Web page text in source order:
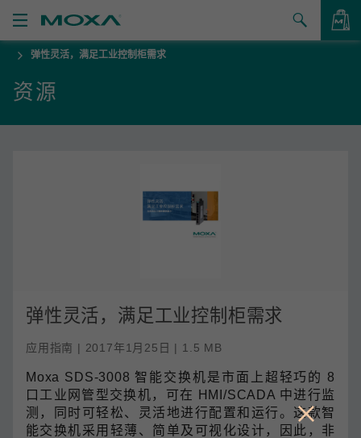
品
决方案
Moxa
弹性灵活，满足工业控制柜需求
资源
弹性灵活，满足工业控制柜需求
应用指南 | 2017年1月25日 | 1.5 MB
Moxa SDS-3008 智能交换机是市面上超轻巧的 8
口工业网管型交换机，可在 HMI/SCADA 中进行监
测，同时可轻松、灵活地进行配置和运行。这款智
能交换机采用轻薄、简单及可视化设计，因此，非
查看询价